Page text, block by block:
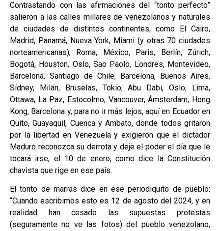
Contrastando con las afirmaciones del “tonto perfecto”
salieron a las calles millares de venezolanos y naturales
de ciudades de distintos continentes, como El Cairo,
Madrid, Panamá, Nueva York, Miami (y otras 70 ciudades
norteamericanas), Roma, México, Paris, Berlín, Zúrich,
Bogotá, Houston, Oslo, Sao Paolo, Londres, Montevideo,
Barcelona, Santiago de Chile, Barcelona, Buenos Aires,
Sídney, Milán, Bruselas, Tokio, Abu Dabi, Oslo, Lima,
Ottawa, La Paz, Estocolmo, Vancouver, Ámsterdam, Hong
Kong, Barcelona y, para no ir más lejos, aquí en Ecuador en
Quito, Guayaquil, Cuenca y Ambato, donde todos gritaron
por la libertad en Venezuela y exigieron que el dictador
Maduro reconozca su derrota y deje el poder el día que le
tocará irse, el 10 de enero, como dice la Constitución
chavista que rige en ese país.
El tonto de marras dice en ese periodiquito de pueblo:
“Cuando escribimos esto es 12 de agosto del 2024, y en
realidad han cesado las supuestas protestas
(seguramente no ve las fotos) del pueblo venezolano,